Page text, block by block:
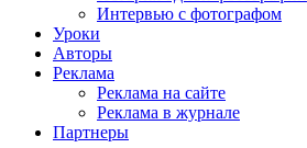
Интервью с фотографом
Уроки
Авторы
Реклама
Реклама на сайте
Реклама в журнале
Партнеры